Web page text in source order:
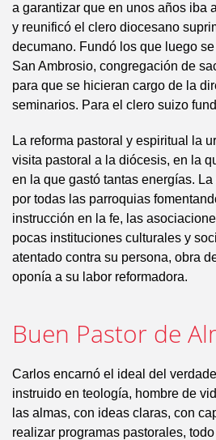
a garantizar que en unos años iba
y reunificó el clero diocesano
decumano. Fundó los que luego
San Ambrosio, congregación de
para que se hicieran cargo de la
seminarios. Para el clero suizo
La reforma pastoral y espiritual la
visita pastoral a la diócesis, en la
en la que gastó tantas energías.
por todas las parroquias
instrucción en la fe, las
pocas instituciones culturales y
atentado contra su persona, obra
oponía a su labor reformadora.
Buen Pastor de
Carlos encarnó el ideal del
instruido en teología, hombre de
las almas, con ideas claras, con
realizar programas pastorales,